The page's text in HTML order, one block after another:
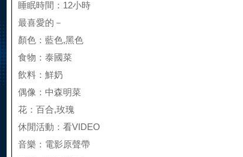
睡眠時間：12小時
最喜愛的－
顏色：藍色,黑色
食物：泰國菜
飲料：鮮奶
偶像：中森明菜
花：百合,玫瑰
休閒活動：看VIDEO
音樂：電影原聲帶